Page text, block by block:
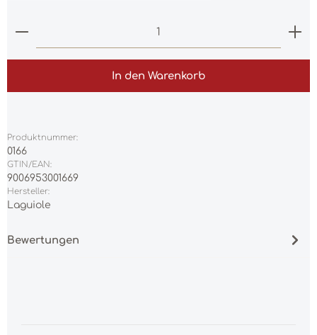
Produkt Anzahl: Gib den gewünschten Wert
In den Warenkorb
Produktnummer:
0166
GTIN/EAN:
9006953001669
Hersteller:
Laguiole
Bewertungen